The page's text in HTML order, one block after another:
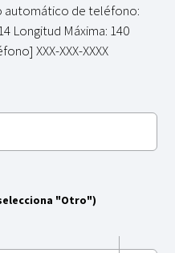
automático de teléfono:
Longitud Máxima: 140
XXX-XXX-XXXX
"Otro")